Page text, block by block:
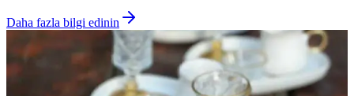
Daha fazla bilgi edinin